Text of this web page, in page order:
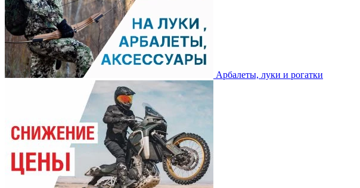
Арбалеты, луки и рогатки